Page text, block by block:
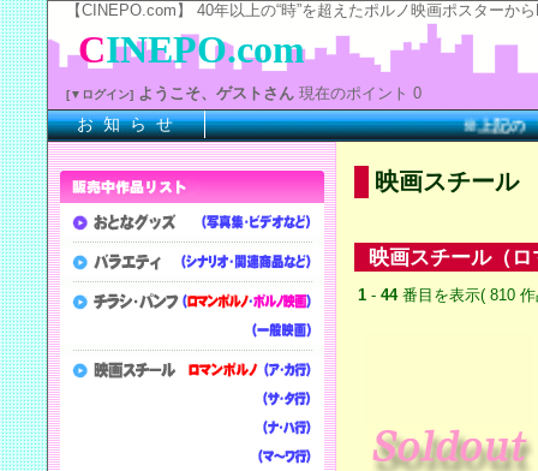
【CINEPO.com】 40年以上の“時”を超えたポルノ映画ポスター
映画スチール
映画スチール（
1 - 44 番目を表示( 810
※上記の『商品
CINEPO.com
[▼ログイン] ようこそ、ゲストさん 現在のポイント 0
お 知 ら せ